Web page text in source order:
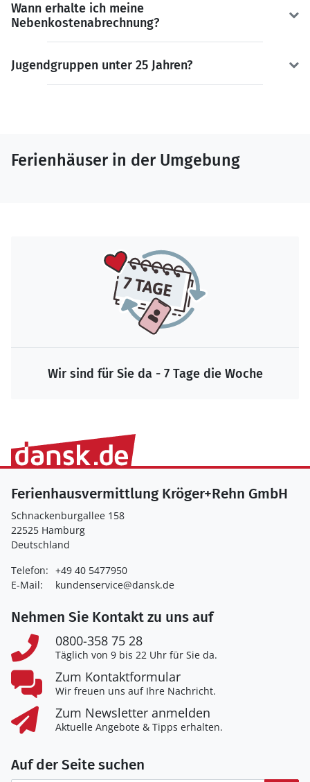
Wann erhalte ich meine
Nebenkostenabrechnung?
Jugendgruppen unter 25 Jahren?
Ferienhäuser in der Umgebung
Wir sind für Sie da - 7 Tage die Woche
Ferienhausvermittlung Kröger+Rehn GmbH
Schnackenburgallee 158
22525 Hamburg
Deutschland
Telefon: +49 40 5477950
E-Mail:
kundenservice@dansk.de
Nehmen Sie Kontakt zu uns auf
0800-358 75 28
Täglich von 9 bis 22 Uhr für Sie da.
Zum Kontaktformular
Wir freuen uns auf Ihre Nachricht.
Zum Newsletter anmelden
Aktuelle Angebote & Tipps erhalten.
Auf der Seite suchen